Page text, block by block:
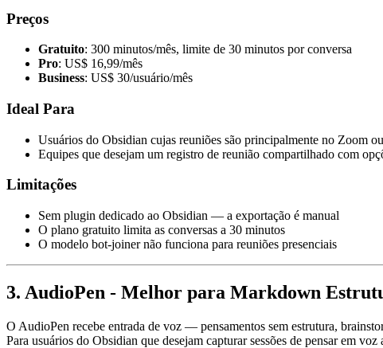
Preços
Gratuito: 300 minutos/mês, limite de 30 minutos por conversa
Pro: US$ 16,99/mês
Business: US$ 30/usuário/mês
Ideal Para
Usuários do Obsidian cujas reuniões são principalmente no Zoom
Equipes que desejam um registro de reunião compartilhado com
Limitações
Sem plugin dedicado ao Obsidian — a exportação é manual
O plano gratuito limita as conversas a 30 minutos
O modelo bot-joiner não funciona para reuniões presenciais
3. AudioPen - Melhor para Markdown
O AudioPen recebe entrada de voz — pensamentos sem estrutura,
Para usuários do Obsidian que desejam capturar sessões de pensar em